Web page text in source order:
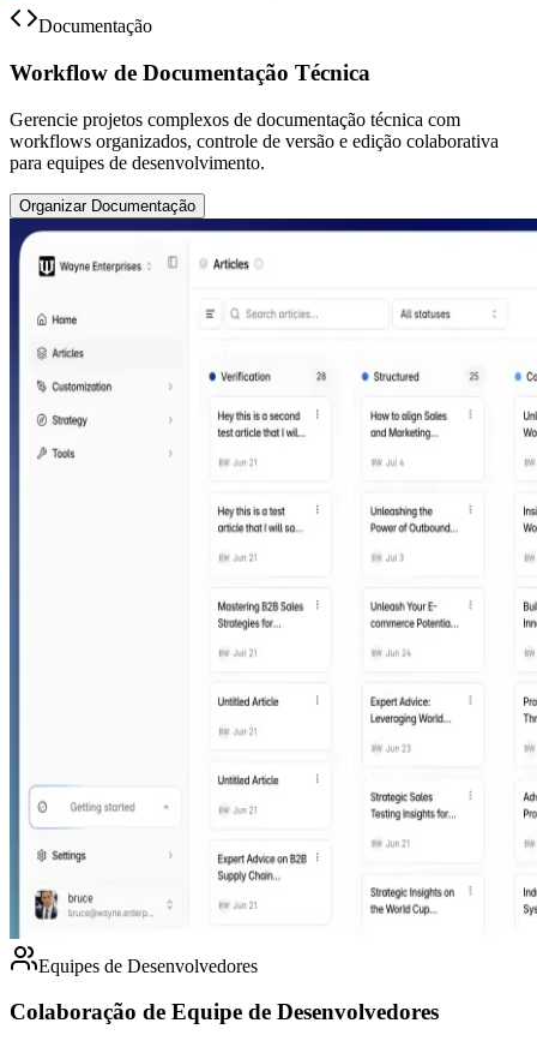
Documentação
Workflow de Documentação Técnica
Gerencie projetos complexos de documentação técnica com
workflows organizados, controle de versão e edição colaborativa
para equipes de desenvolvimento.
Organizar Documentação
Equipes de Desenvolvedores
Colaboração de Equipe de Desenvolvedores